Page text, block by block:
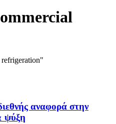
refrigeration"
αναφορά στην
ψύξη